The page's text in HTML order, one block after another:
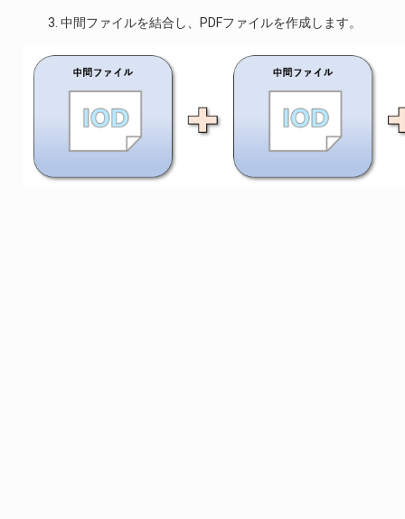
中間ファイルを結合し、PDFファイルを作成します。